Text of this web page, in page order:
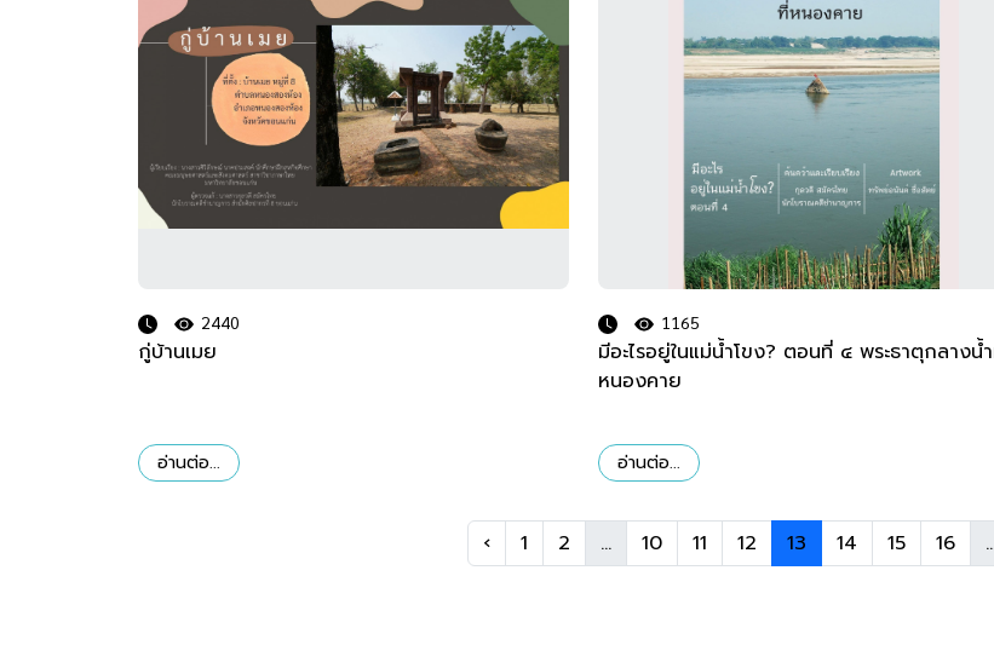
2440
กู่บ้านเมย
อ่านต่อ...
1165
มีอะไรอยู่ในแม่น้ำโขง? ตอนที่ ๔ พระธาตุกลางน้
หนองคาย
อ่านต่อ...
‹ 1 2 ... 10 11 12 13 14 15 16